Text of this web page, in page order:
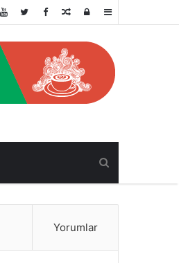
Sidebar
oturum
Random
Yorumlar